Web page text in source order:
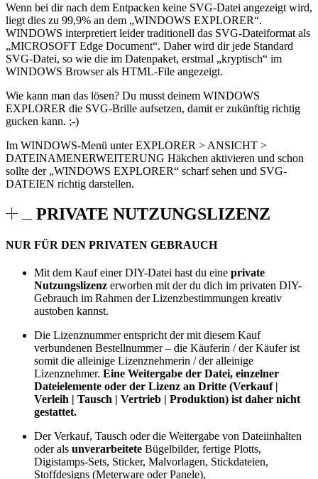
Wenn bei dir nach dem Entpacken keine SVG-Datei angezeigt wird,
liegt dies zu 99,9% an dem „WINDOWS EXPLORER“.
WINDOWS interpretiert leider traditionell das SVG-Dateiformat als
„MICROSOFT Edge Document“. Daher wird dir jede Standard
SVG-Datei, so wie die im Datenpaket, erstmal „kryptisch“ im
WINDOWS Browser als HTML-File angezeigt.
Wie kann man das lösen? Du musst deinem WINDOWS
EXPLORER die SVG-Brille aufsetzen, damit er zukünftig richtig
gucken kann. ;-)
Im WINDOWS-Menü unter EXPLORER > ANSICHT >
DATEINAMENERWEITERUNG Häkchen aktivieren und schon
sollte der „WINDOWS EXPLORER“ scharf sehen und SVG-
DATEIEN richtig darstellen.
PRIVATE NUTZUNGSLIZENZ
NUR FÜR DEN PRIVATEN GEBRAUCH
Mit dem Kauf einer DIY-Datei hast du eine private
Nutzungslizenz erworben mit der du dich im privaten DIY-
Gebrauch im Rahmen der Lizenzbestimmungen kreativ
austoben kannst.
Die Lizenznummer entspricht der mit diesem Kauf
verbundenen Bestellnummer – die Käuferin / der Käufer ist
somit die alleinige Lizenznehmerin / der alleinige
Lizenznehmer. Eine Weitergabe der Datei, einzelner
Dateielemente oder der Lizenz an Dritte (Verkauf |
Verleih | Tausch | Vertrieb | Produktion) ist daher nicht
gestattet.
Der Verkauf, Tausch oder die Weitergabe von Dateiinhalten
oder als unverarbeitete Bügelbilder, fertige Plotts,
Digistamps-Sets, Sticker, Malvorlagen, Stickdateien,
Stoffdesigns (Meterware oder Panele),